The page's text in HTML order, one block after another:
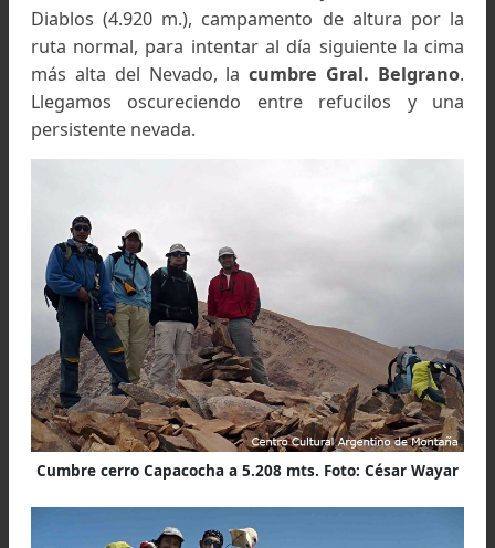
Paredones, al fondo el Morro Liquin. Foto: César
31/10: Amaneció despejado y para este
teníamos pensado una travesía uniendo el
Chico con el Aguja Negra por su filo
Salimos bien temprano y antes del mediodía
estábamos en la cumbre del primero a
metros, pero al tratar de descender
encontramos con graves problemas. A unos
metros por debajo de la cumbre nos
sobre unas terrazas de enormes rocas sueltas,
otro lado consideramos que para nuestra
era un filo muy expuesto, no contábamos
equipo necesario y además pensábamos que
muy arriesgado y extenso ir al Aguja Negra
m.) y tratar de volver el mismo filo
nuevamente al Chañi Chico sin tener una
vía de escape hacia cualquiera de los